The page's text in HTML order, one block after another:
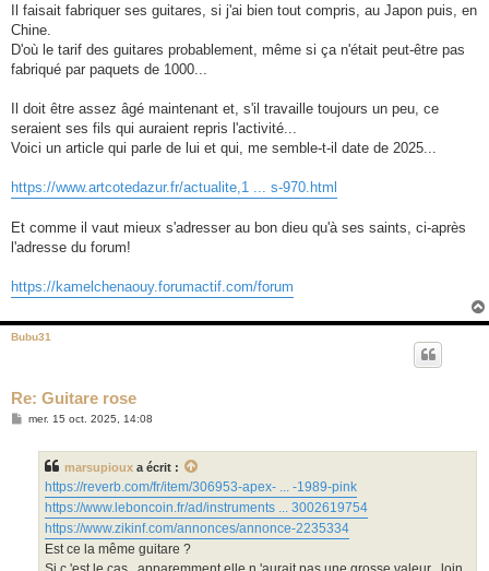
Il faisait fabriquer ses guitares, si j'ai bien tout compris, au Japon puis, en
Chine.
D'où le tarif des guitares probablement, même si ça n'était peut-être pas
fabriqué par paquets de 1000...
Il doit être assez âgé maintenant et, s'il travaille toujours un peu, ce
seraient ses fils qui auraient repris l'activité...
Voici un article qui parle de lui et qui, me semble-t-il date de 2025...
https://www.artcotedazur.fr/actualite,1 ... s-970.html
Et comme il vaut mieux s'adresser au bon dieu qu'à ses saints, ci-après
l'adresse du forum!
https://kamelchenaouy.forumactif.com/forum
Bubu31
Re: Guitare rose
Mmer. 15 oct. 2025, 14:08
marsupioux a écrit :
https://reverb.com/fr/item/306953-apex- ... -1989-pink
https://www.leboncoin.fr/ad/instruments ... 3002619754
https://www.zikinf.com/annonces/annonce-2235334
Est ce la même guitare ?